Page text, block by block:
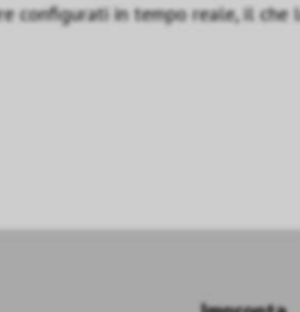
configurati in tempo reale, il che